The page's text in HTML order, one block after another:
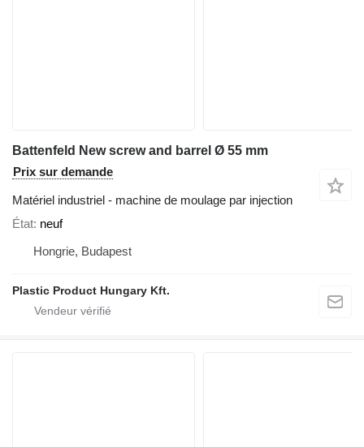
Battenfeld New screw and barrel Ø 55 mm
Prix sur demande
Matériel industriel - machine de moulage par injection
État neuf
Hongrie, Budapest
Plastic Product Hungary Kft.